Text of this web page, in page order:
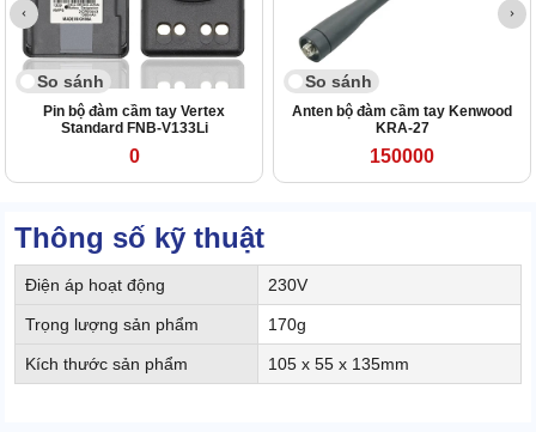
So sánh
Pin bộ đàm cầm tay Vertex
Standard FNB-V133Li
0
So sánh
Anten bộ đàm cầm tay Kenwood
KRA-27
150000
Thông số kỹ thuật
Điện áp hoạt động 230V
Trọng lượng sản phẩm 170g
Kích thước sản phẩm 105 x 55 x 135mm